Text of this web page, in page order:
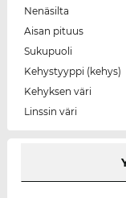
Nenäsilta
Aisan pituus
Sukupuoli
Kehystyyppi (kehys)
Kehyksen väri
Linssin väri